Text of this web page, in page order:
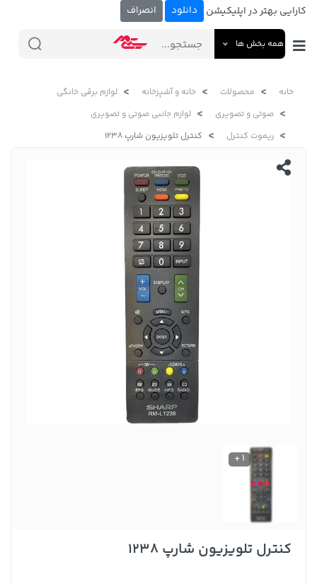
کارایی بهتر در اپلیکیشن دانلود انصراف
همه بخش ها
خانه محصولات خانه و آشپزخانه
لوازم برقی خانگی
صوتی و تصویری
لوازم جانبی صوتی و تصویری
ریموت کنترل
کنترل تلویزیون شارپ ۱۲۳۸
1 +
کنترل تلویزیون شارپ ۱۲۳۸